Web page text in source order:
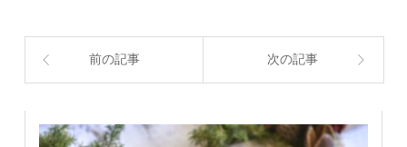
前の記事 次の記事